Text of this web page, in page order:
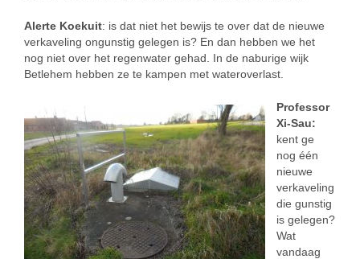
Alerte Koekuit: is dat niet het bewijs te over dat de nieuwe
verkaveling ongunstig gelegen is? En dan hebben we het
nog niet over het regenwater gehad. In de naburige wijk
Betlehem hebben ze te kampen met wateroverlast.
Professor
Xi-Sau:
kent ge
nog één
nieuwe
verkaveling
die gunstig
is gelegen?
Wat
vandaag